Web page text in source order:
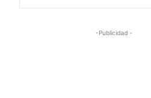
-Publicidad -